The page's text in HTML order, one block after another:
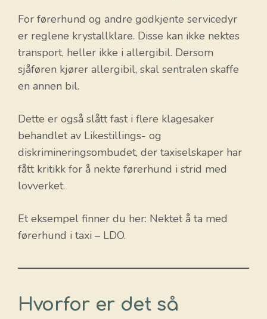
For førerhund og andre godkjente servicedyr
er reglene krystallklare. Disse kan ikke nektes
transport, heller ikke i allergibil. Dersom
sjåføren kjører allergibil, skal sentralen skaffe
en annen bil.
Dette er også slått fast i flere klagesaker
behandlet av Likestillings- og
diskrimineringsombudet, der taxiselskaper har
fått kritikk for å nekte førerhund i strid med
lovverket.
Et eksempel finner du her: Nektet å ta med
førerhund i taxi – LDO.
Hvorfor er det så